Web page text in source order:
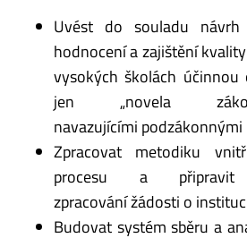
Uvést do souladu
hodnocení a zajištění
vysokých školách
jen „novela
navazujícími podzákonnými
Zpracovat metodiku
procesu a
zpracování žádosti o
Budovat systém sběru a